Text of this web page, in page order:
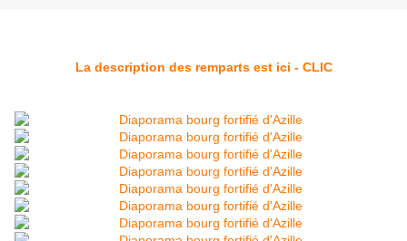
La description des remparts est ici - CLIC